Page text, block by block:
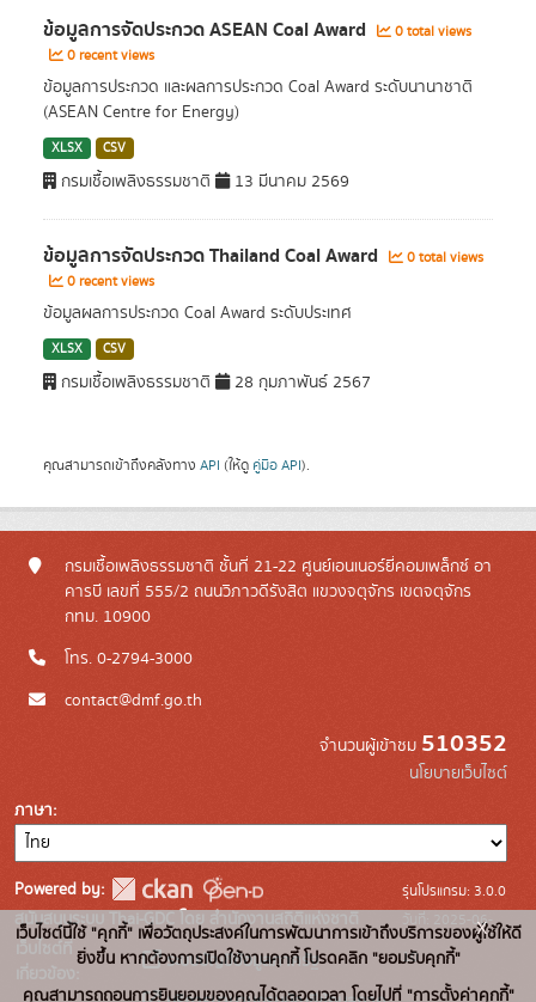
ข้อมูลการจัดประกวด ASEAN Coal Award
0 total views
0 recent views
ข้อมูลการประกวด และผลการประกวด Coal Award ระดับนานาชาติ
(ASEAN Centre for Energy)
XLSX CSV
กรมเชื้อเพลิงธรรมชาติ 13 มีนาคม 2569
ข้อมูลการจัดประกวด Thailand Coal Award
0 total views
0 recent views
ข้อมูลผลการประกวด Coal Award ระดับประเทศ
XLSX CSV
กรมเชื้อเพลิงธรรมชาติ 28 กุมภาพันธ์ 2567
คุณสามารถเข้าถึงคลังทาง API (ให้ดู คู่มือ API).
กรมเชื้อเพลิงธรรมชาติ ชั้นที่ 21-22 ศูนย์เอนเนอร์ยี่คอมเพล็กซ์ อา
คารบี เลขที่ 555/2 ถนนวิภาวดีรังสิต แขวงจตุจักร เขตจตุจักร
กทม. 10900
โทร. 0-2794-3000
contact@dmf.go.th
จำนวนผู้เข้าชม 510352
นโยบายเว็บไซต์
ภาษา
Powered by:
สนับสนุนระบบ Thai-GDC โดย สำนักงานสถิติแห่งชาติ
ระบบบัญชีข้อมูลภาครัฐ
รุ่นโปรแกรม: 3.0.0
วันที่: 2025-06-
10
เว็บไซต์นี้ใช้ "คุกกี้" เพื่อวัตถุประสงค์ในการพัฒนาการเข้าถึงบริการของผู้ใช้ให้ดี
ยิ่งขึ้น หากต้องการเปิดใช้งานคุกกี้ โปรดคลิก "ยอมรับคุกกี้"
คุณสามารถถอนการยินยอมของคุณได้ตลอดเวลา โดยไปที่ "การตั้งค่าคุกกี้"
x